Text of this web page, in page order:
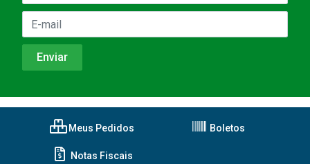
Meus Pedidos Boletos
Notas Fiscais